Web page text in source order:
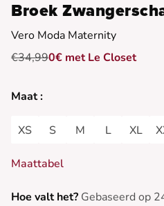
Broek
Vero Moda Maternity
€34,990€ met Le Closet
Maat :
XS S M L XL
Maattabel
Hoe valt het? Gebaseerd op